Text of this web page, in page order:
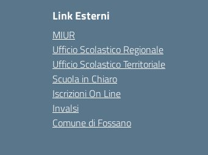
Link Esterni
MIUR
Ufficio Scolastico Regionale
Ufficio Scolastico Territoriale
Scuola in Chiaro
Iscrizioni On Line
Invalsi
Comune di Fossano